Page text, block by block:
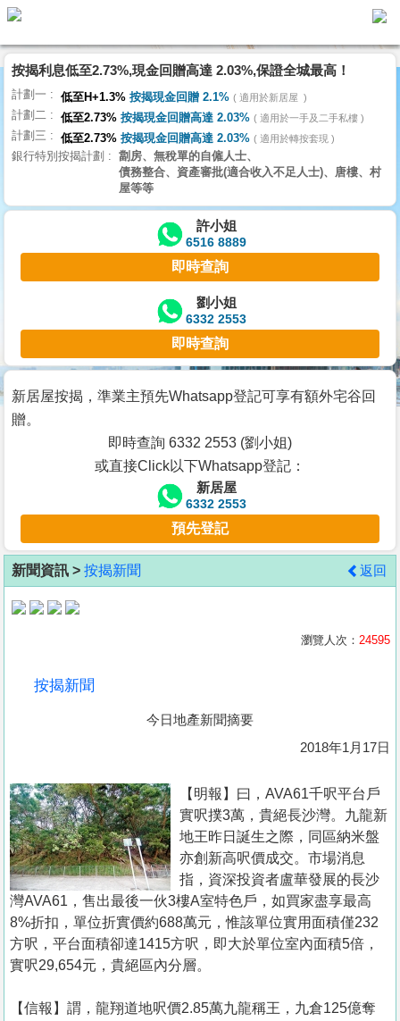
代
理
主
頁
搵
樓/
交
業
主
宅
谷
按
客
地
產
置
業
手
冊
關
於
我
們
按揭利息低至2.73%,現金回贈高達 2.03%,保證全城最高！
計劃一 低至H+1.3% 按揭現金回贈 2.1% 適用於新居屋
計劃二 低至2.73% 按揭現金回贈高達 2.03% 適用於一手及二手私樓
計劃三 低至2.73% 按揭現金回贈高達 2.03% 適用於轉按套現
銀行特別按揭計劃
劏房、無稅單的自僱人士、
債務整合、資產審批(適合收入不足人士)、唐樓、村
屋等等
許小姐
6516 8889
即時查詢
劉小姐
6332 2553
即時查詢
新居屋按揭，準業主預先Whatsapp登記可享有額外宅谷回
贈。
即時查詢 6332 2553 (劉小姐)
或直接Click以下Whatsapp登記：
新居屋
6332 2553
預先登記
新聞資訊 > 按揭新聞 返回
瀏覽人次： 24595
按揭新聞
今日地產新聞摘要
2018年1月17日
【明報】曰，AVA61千呎平台戶
實呎撲3萬，貴絕長沙灣。九龍新
地王昨日誕生之際，同區納米盤
亦創新高呎價成交。市場消息
指，資深投資者盧華發展的長沙
灣AVA61，售出最後一伙3樓A室特色戶，如買家盡享最高
8%折扣，單位折實價約688萬元，惟該單位實用面積僅232
方呎，平台面積卻達1415方呎，即大於單位室內面積5倍，
實呎29,654元，貴絕區內分層。
【信報】謂，龍翔道地呎價2.85萬九龍稱王，九倉125億奪